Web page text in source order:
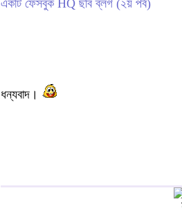
একটি ফেসবুক HQ ছবি ব্লগ (২য় পর্ব)
ধন্যবাদ।